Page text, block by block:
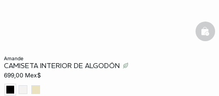
amande
CAMISETA INTERIOR DE ALGODÓN
699,00 Mex$